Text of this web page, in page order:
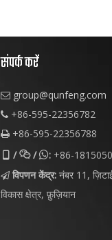
संपर्क करें
 group@qunfeng.com
 +86-595-22356782
 +86-595-22356788
//: +86-
 विपणन केंद्र: नंबर 11,
विकास क्षेत्र, फ़ुज़ियान